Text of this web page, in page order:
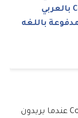
باللغه
يلجأ الناس الى الكوبي رايتر Copywriter عندما يريدون